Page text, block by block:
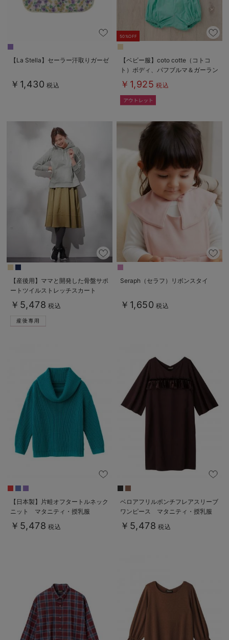
【La Stella】セーラー汗取りガーゼ
￥1,430 税込
50%OFF
【ベビー服】coto cotte（コトコ
ト）ボディ、パフブルマ＆ガーラン
ド3点セット
￥1,925 税込
【産後用】ママと開発した骨盤サポ
ートツイルストレッチスカート
￥5,478 税込
Seraph（セラフ）リボンスタイ
￥1,650 税込
【日本製】片畦オフタートルネック
ニット マタニティ・授乳服
￥5,478 税込
ベロアフリルポンチフレアスリーブ
ワンピース マタニティ・授乳服
￥5,478 税込